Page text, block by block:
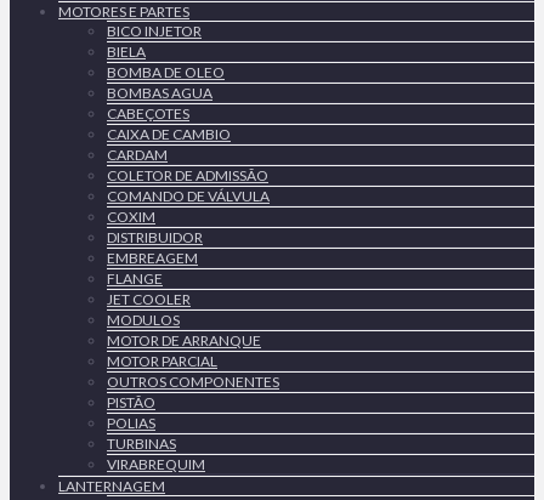
MOTORES E PARTES
BICO INJETOR
BIELA
BOMBA DE OLEO
BOMBAS AGUA
CABEÇOTES
CAIXA DE CAMBIO
CARDAM
COLETOR DE ADMISSÃO
COMANDO DE VÁLVULA
COXIM
DISTRIBUIDOR
EMBREAGEM
FLANGE
JET COOLER
MODULOS
MOTOR DE ARRANQUE
MOTOR PARCIAL
OUTROS COMPONENTES
PISTÃO
POLIAS
TURBINAS
VIRABREQUIM
LANTERNAGEM